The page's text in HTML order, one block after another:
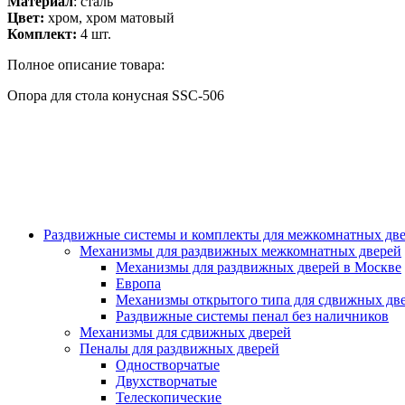
Цвет: хром, хром матовый
Комплект: 4 шт.
Полное описание товара:
Опора для стола конусная SSC-506
Раздвижные системы и комплекты для межкомнатных
Механизмы для раздвижных межкомнатных дверей
Механизмы для раздвижных дверей в Москве
Европа
Механизмы открытого типа для сдвижных
Раздвижные системы пенал без наличников
Механизмы для сдвижных дверей
Пеналы для раздвижных дверей
Одностворчатые
Двухстворчатые
Телескопические